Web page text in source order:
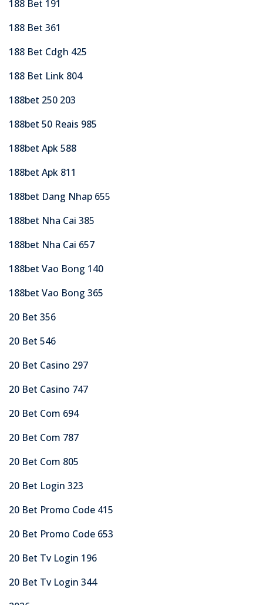
188 Bet 191
188 Bet 361
188 Bet Cdgh 425
188 Bet Link 804
188bet 250 203
188bet 50 Reais 985
188bet Apk 588
188bet Apk 811
188bet Dang Nhap 655
188bet Nha Cai 385
188bet Nha Cai 657
188bet Vao Bong 140
188bet Vao Bong 365
20 Bet 356
20 Bet 546
20 Bet Casino 297
20 Bet Casino 747
20 Bet Com 694
20 Bet Com 787
20 Bet Com 805
20 Bet Login 323
20 Bet Promo Code 415
20 Bet Promo Code 653
20 Bet Tv Login 196
20 Bet Tv Login 344